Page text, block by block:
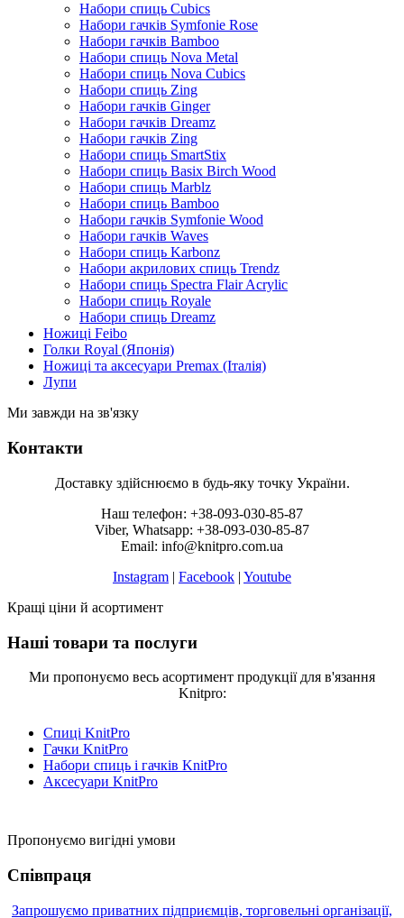
Набори спиць Cubics
Набори гачків Symfonie Rose
Набори гачків Bamboo
Набори спиць Nova Metal
Набори спиць Nova Cubics
Набори спиць Zing
Набори гачків Ginger
Набори гачків Dreamz
Набори гачків Zing
Набори спиць SmartStix
Набори спиць Basix Birch Wood
Набори спиць Marblz
Набори спиць Bamboo
Набори гачків Symfonie Wood
Набори гачків Waves
Набори спиць Karbonz
Набори акрилових спиць Trendz
Набори спиць Spectra Flair Acrylic
Набори спиць Royale
Набори спиць Dreamz
Ножиці Feibo
Голки Royal (Японія)
Ножиці та аксесуари Premax (Італія)
Лупи
Ми завжди на зв'язку
Контакти
Доставку здійснюємо в будь-яку точку України.
Наш телефон: +38-093-030-85-87
Viber, Whatsapp: +38-093-030-85-87
Email: info@knitpro.com.ua
Instagram | Facebook | Youtube
Кращі ціни й асортимент
Наші товари та послуги
Ми пропонуємо весь асортимент продукції для в'язання
Knitpro:
Спиці KnitPro
Гачки KnitPro
Набори спиць і гачків KnitPro
Аксесуари KnitPro
Пропонуємо вигідні умови
Співпраця
Запрошуємо приватних підприємців, торговельні організації,